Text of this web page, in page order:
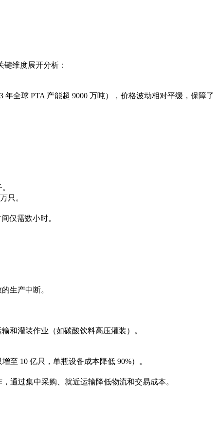
维度展开分析：
全球 PTA 产能超 9000 万吨），价格波动相对平缓，保障了
只。
仅需数小时。
生产中断。
和灌装作业（如碳酸饮料高压灌装）。
10 亿只，单瓶设备成本降低 90%）。
过集中采购、就近运输降低物流和交易成本。